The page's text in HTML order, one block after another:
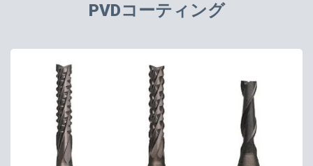
PVDコーティング